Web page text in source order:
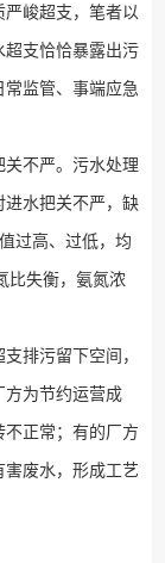
峻超支，笔者以
超支恰恰暴露出污
监管、事端应急
不严。污水处理
进水把关不严，缺
过高、过低，均
比失衡，氨氮浓
排污留下空间，
方为节约运营成
正常；有的厂方
废水，形成工艺